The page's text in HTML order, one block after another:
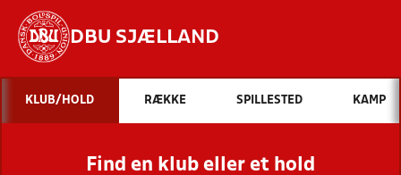
DBU SJÆLLAND
Hvad vil du søge efter?
INDHOLD OG NYHEDER
STILLINGER, RESULTATER, KLUBBER OG
KLUB/HOLD RÆKKE SPILLESTED KAMP
Find en klub eller et hold